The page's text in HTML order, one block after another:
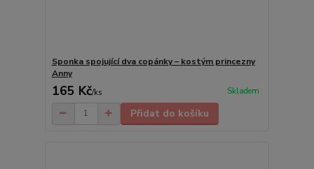
Sponka spojující dva copánky – kostým princezny
Anny
165 Kč/ks Skladem
Přidat do košíku